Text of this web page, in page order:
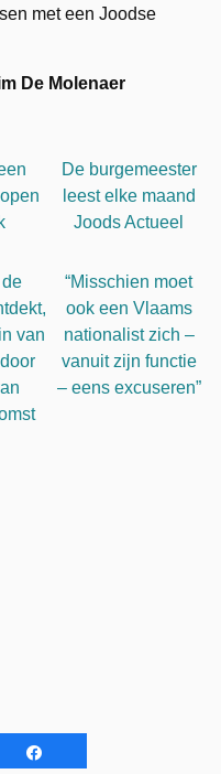
met een Joodse
De Molenaer
De burgemeester
leest elke maand
Joods Actueel
de
van
“Misschien moet
ook een Vlaams
nationalist zich –
vanuit zijn functie
– eens excuseren”